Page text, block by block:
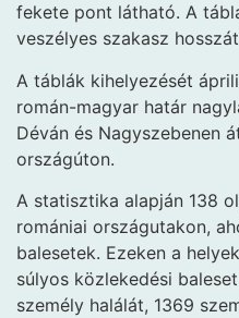
fekete pont látható. A
veszélyes szakasz
A táblák kihelyezését
román-magyar határ
Déván és Nagyszebenen
országúton.
A statisztika alapján 138
romániai országutakon,
balesetek. Ezeken a
súlyos közlekedési
személy halálát, 1369